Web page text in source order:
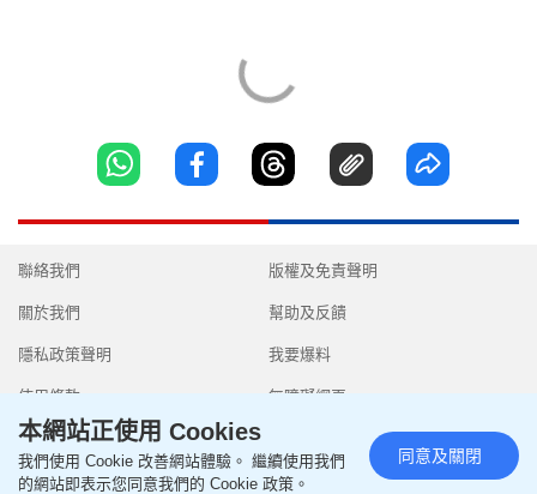
聯絡我們
關於我們
隱私政策聲明
使用條款
版權及免責聲明
幫助及反饋
我要爆料
無障礙網頁
本網站正使用 Cookies
我們使用 Cookie 改善網站體驗。 繼續使用我們
的網站即表示您同意我們的 Cookie 政策。
同意及關閉